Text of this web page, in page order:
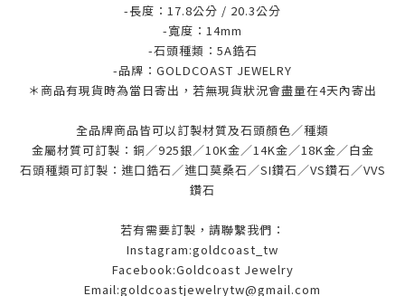
-長度：17.8公分 / 20.3公分
-寬度：14mm
-石頭種類：5A鋯石
-品牌： GOLDCOAST JEWELRY
＊商品有現貨時為當日寄出，若無現貨狀況會盡量在4天內寄出
全品牌商品皆可以訂製材質及石頭顏色／種類
金屬材質可訂製：銅／925銀／10K金／14K金／18K金／白金
石頭種類可訂製：進口鋯石／進口莫桑石／SI鑽石／VS鑽石／VVS
鑽石
若有需要訂製，請聯繫我們：
Instagram:goldcoast_tw
Facebook:Goldcoast Jewelry
Email:goldcoastjewelrytw@gmail.com